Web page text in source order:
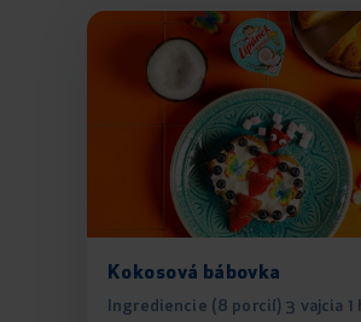
Kokosová bábovka
Ingrediencie (8 porcií) 3 vajcia 1